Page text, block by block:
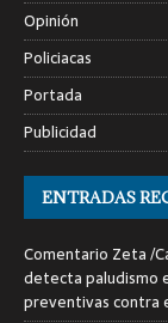
Opinión
Policiacas
Portada
Publicidad
ENTRADAS
Comentario Zeta /
detecta paludismo
preventivas contra